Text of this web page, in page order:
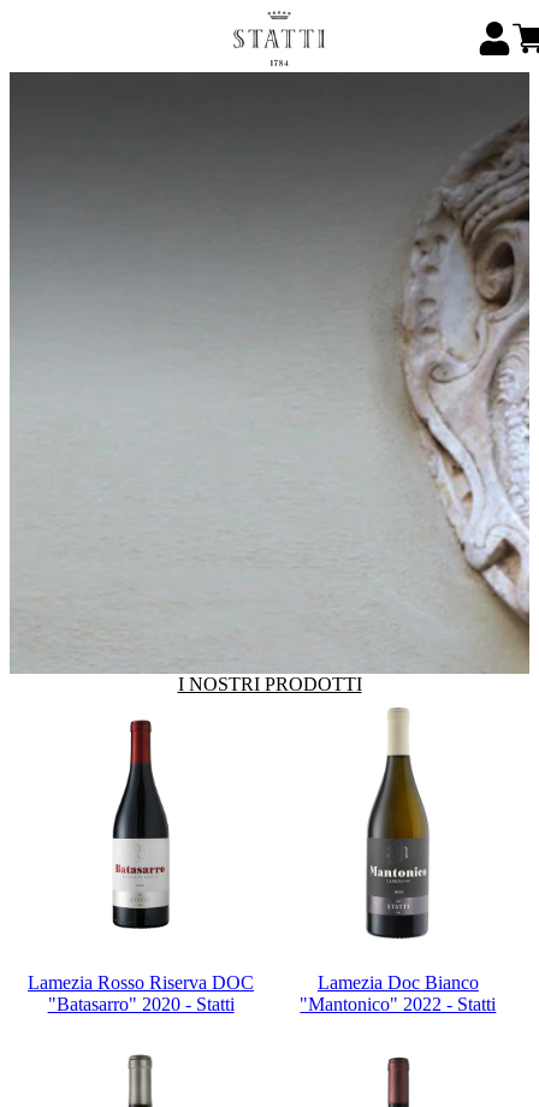
I NOSTRI PRODOTTI
Lamezia Rosso Riserva DOC
"Batasarro" 2020 - Statti
Lamezia Doc Bianco
"Mantonico" 2022 - Statti